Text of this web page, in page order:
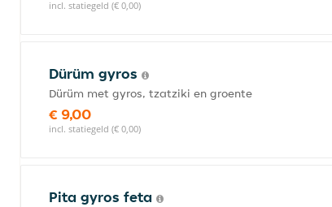
incl. statiegeld (€ 0,00)
Dürüm gyros
Dürüm met gyros, tzatziki en groente
€ 9,00
incl. statiegeld (€ 0,00)
Pita gyros feta